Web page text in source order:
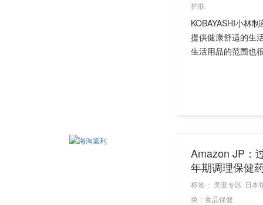
护肤
KOBAYASHI小林
提供健康舒适的生
生活用品的范围也
Amazon JP：
年期调理保健
标签： 美亚专区 日本
类： 食品保健